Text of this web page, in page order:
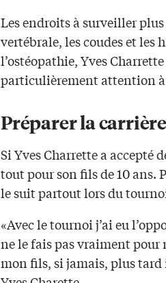
Les endroits à surveiller
vertébrale, les coudes et les
l’ostéopathie, Yves
particulièrement attention
Préparer la
Si Yves Charrette a accepté
tout pour son fils de 10 ans.
le suit partout lors du
«Avec le tournoi j’ai eu
ne le fais pas vraiment pour
mon fils, si jamais, plus